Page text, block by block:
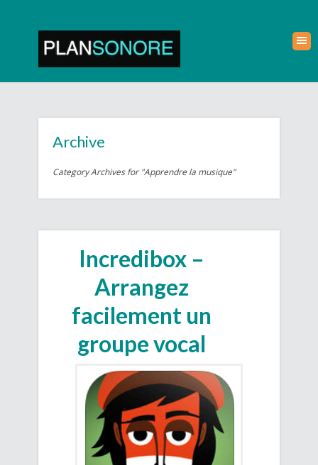
Archive
Category Archives for "Apprendre la musique"
Incredibox –
Arrangez
facilement un
groupe vocal